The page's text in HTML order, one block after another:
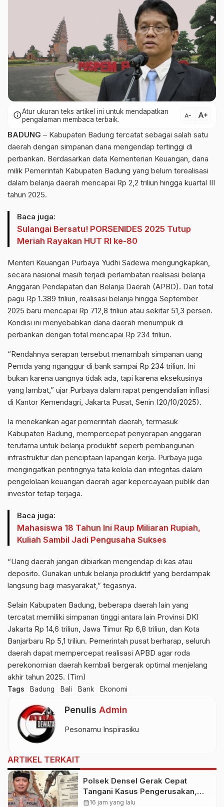
infoAtur ukuran teks artikel ini untuk mendapatkan
pengalaman membaca terbaik.
text_decrease text_increase
BADUNG – Kabupaten Badung tercatat sebagai salah satu
daerah dengan simpanan dana mengendap tertinggi di
perbankan. Berdasarkan data Kementerian Keuangan, dana
milik Pemerintah Kabupaten Badung yang belum terealisasi
dalam belanja daerah mencapai Rp 2,2 triliun hingga kuartal III
tahun 2025.
Baca juga:
Sulangai Bersatu! PORSENIDES 2025 Tutup
Meriah Rayakan HUT RI ke-80
Menteri Keuangan Purbaya Yudhi Sadewa mengungkapkan,
secara nasional masih terjadi perlambatan realisasi belanja
Anggaran Pendapatan dan Belanja Daerah (APBD). Dari total
pagu Rp 1.389 triliun, realisasi belanja hingga September
2025 baru mencapai Rp 712,8 triliun atau sekitar 51,3 persen.
Kondisi ini menyebabkan dana daerah menumpuk di
perbankan dengan total mencapai Rp 234 triliun.
“Rendahnya serapan tersebut menambah simpanan uang
Pemda yang nganggur di bank sampai Rp 234 triliun. Ini
bukan karena uangnya tidak ada, tapi karena eksekusinya
yang lambat,” ujar Purbaya dalam rapat pengendalian inflasi
di Kantor Kemendagri, Jakarta Pusat, Senin (20/10/2025).
Ia menekankan agar pemerintah daerah, termasuk
Kabupaten Badung, mempercepat penyerapan anggaran
terutama untuk belanja produktif seperti pembangunan
infrastruktur dan penciptaan lapangan kerja. Purbaya juga
mengingatkan pentingnya tata kelola dan integritas dalam
pengelolaan keuangan daerah agar kepercayaan publik dan
investor tetap terjaga.
Baca juga:
Mahasiswa 18 Tahun Ini Raup Miliaran Rupiah,
Kuliah Sambil Jadi Pengusaha Sukses
“Uang daerah jangan dibiarkan mengendap di kas atau
deposito. Gunakan untuk belanja produktif yang berdampak
langsung bagi masyarakat,” tegasnya.
Selain Kabupaten Badung, beberapa daerah lain yang
tercatat memiliki simpanan tinggi antara lain Provinsi DKI
Jakarta Rp 14,6 triliun, Jawa Timur Rp 6,8 triliun, dan Kota
Banjarbaru Rp 5,1 triliun. Pemerintah pusat berharap, seluruh
daerah dapat mempercepat realisasi APBD agar roda
perekonomian daerah kembali bergerak optimal menjelang
akhir tahun 2025. (Tim)
Tags Badung Bali Bank Ekonomi
Penulis Admin
Pesonamu Inspirasiku
ARTIKEL TERKAIT
Polsek Densel Gerak Cepat
Tangani Kasus Pengerusakan,
Kapolsek: Kami Sudah Koordinasi
calendar_month16 jam yang lalu